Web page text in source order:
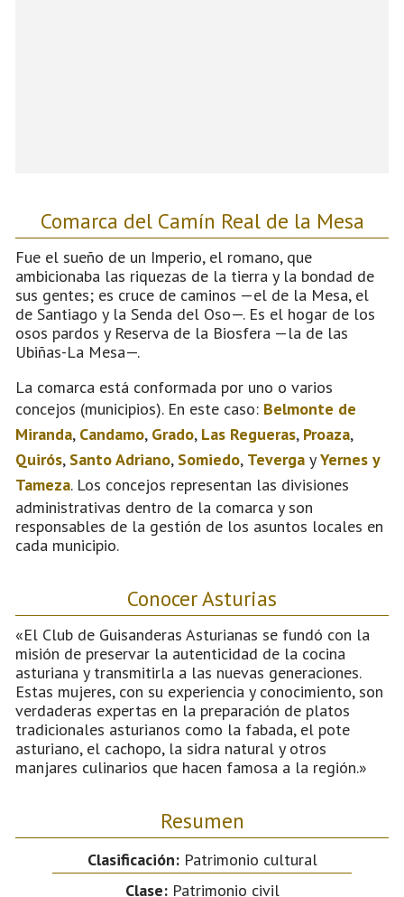
Comarca del Camín Real de la Mesa
Fue el sueño de un Imperio, el romano, que
ambicionaba las riquezas de la tierra y la bondad de
sus gentes; es cruce de caminos —el de la Mesa, el
de Santiago y la Senda del Oso—. Es el hogar de los
osos pardos y Reserva de la Biosfera —la de las
Ubiñas-La Mesa—.
La comarca está conformada por uno o varios
concejos (municipios). En este caso: Belmonte de
Miranda, Candamo, Grado, Las Regueras, Proaza,
Quirós, Santo Adriano, Somiedo, Teverga yYernes y
Tameza. Los concejos representan las divisiones
administrativas dentro de la comarca y son
responsables de la gestión de los asuntos locales en
cada municipio.
Conocer Asturias
«El Club de Guisanderas Asturianas se fundó con la
misión de preservar la autenticidad de la cocina
asturiana y transmitirla a las nuevas generaciones.
Estas mujeres, con su experiencia y conocimiento, son
verdaderas expertas en la preparación de platos
tradicionales asturianos como la fabada, el pote
asturiano, el cachopo, la sidra natural y otros
manjares culinarios que hacen famosa a la región.»
Resumen
Clasificación:Patrimonio cultural
Clase:Patrimonio civil